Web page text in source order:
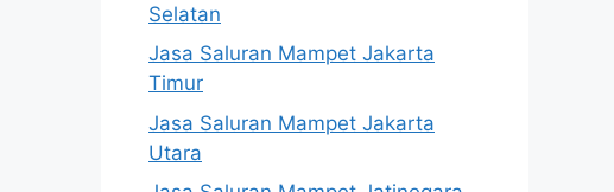
Selatan
Jasa Saluran Mampet Jakarta
Timur
Jasa Saluran Mampet Jakarta
Utara